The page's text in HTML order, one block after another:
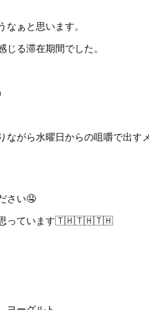
ぁと思います。
る滞在期間でした。
がら水曜日からの咀嚼で出す
さい🤤
く思っています🇹🇭🇹🇭🇹🇭